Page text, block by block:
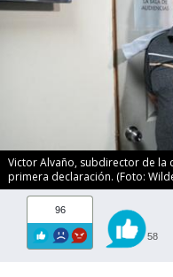
Victor Alvaño, subdirector de la
primera declaración. (Foto:
96
58